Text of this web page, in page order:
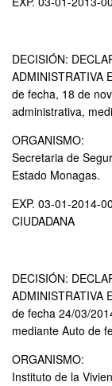
DECISIÓN:
ADMINISTRATIVA
de fecha, 18 de
administrativa,
ORGANISMO:
Secretaria de
Estado Monagas.
EXP. 03-01-2014-
CIUDADANA
DECISIÓN:
ADMINISTRATIVA
de fecha 24/03/
mediante Auto de
ORGANISMO:
Instituto de la